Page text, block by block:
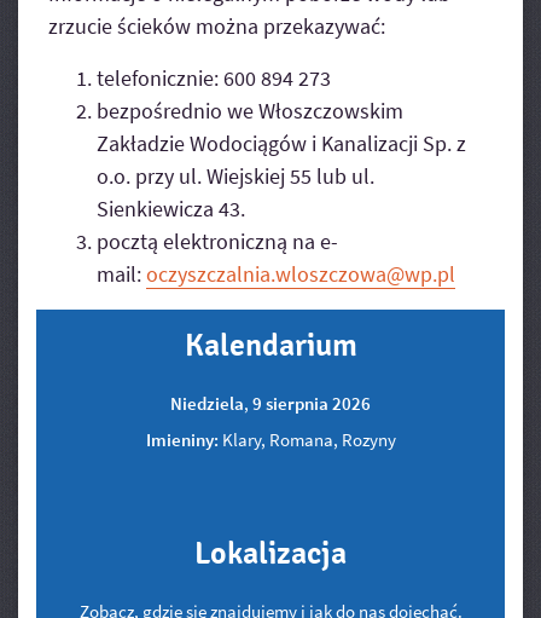
zrzucie ścieków można przekazywać:
telefonicznie: 600 894 273
bezpośrednio we Włoszczowskim
Zakładzie Wodociągów i Kanalizacji Sp. z
o.o. przy ul. Wiejskiej 55 lub ul.
Sienkiewicza 43.
pocztą elektroniczną na e-
mail:oczyszczalnia.wloszczowa@wp.pl
Kalendarium
Niedziela, 9 sierpnia 2026
Imieniny: Klary, Romana, Rozyny
Lokalizacja
Zobacz, gdzie się znajdujemy i jak do nas dojechać.